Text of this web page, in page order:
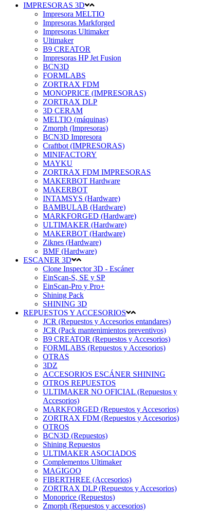
IMPRESORAS 3D
Impresora MELTIO
Impresoras Markforged
Impresoras Ultimaker
Ultimaker
B9 CREATOR
Impresoras HP Jet Fusion
BCN3D
FORMLABS
ZORTRAX FDM
MONOPRICE (IMPRESORAS)
ZORTRAX DLP
3D CERAM
MELTIO (máquinas)
Zmorph (Impresoras)
BCN3D Impresora
Craftbot (IMPRESORAS)
MINIFACTORY
MAYKU
ZORTRAX FDM IMPRESORAS
MAKERBOT Hardware
MAKERBOT
INTAMSYS (Hardware)
BAMBULAB (Hardware)
MARKFORGED (Hardware)
ULTIMAKER (Hardware)
MAKERBOT (Hardware)
Ziknes (Hardware)
BMF (Hardware)
ESCANER 3D
Clone Inspector 3D - Escáner
EinScan-S, SE y SP
EinScan-Pro y Pro+
Shining Pack
SHINING 3D
REPUESTOS Y ACCESORIOS
JCR (Repuestos y Accesorios entandares)
JCR (Pack mantenimientos preventivos)
B9 CREATOR (Repuestos y Accesorios)
FORMLABS (Repuestos y Accesorios)
OTRAS
3DZ
ACCESORIOS ESCÁNER SHINING
OTROS REPUESTOS
ULTIMAKER NO OFICIAL (Repuestos y
Accesorios)
MARKFORGED (Repuestos y Accesorios)
ZORTRAX FDM (Repuestos y Accesorios)
OTROS
BCN3D (Repuestos)
Shining Repuestos
ULTIMAKER ASOCIADOS
Complementos Ultimaker
MAGIGOO
FIBERTHREE (Accesorios)
ZORTRAX DLP (Repuestos y Accesorios)
Monoprice (Repuestos)
Zmorph (Repuestos y accesorios)